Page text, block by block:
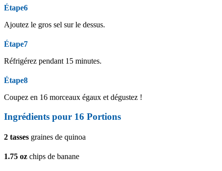
Étape6
Ajoutez le gros sel sur le dessus.
Étape7
Réfrigérez pendant 15 minutes.
Étape8
Coupez en 16 morceaux égaux et dégustez !
Ingrédients pour 16 Portions
2 tasses graines de quinoa
1.75 oz chips de banane